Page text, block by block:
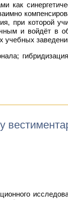
как
при
и войдёт в
учебных